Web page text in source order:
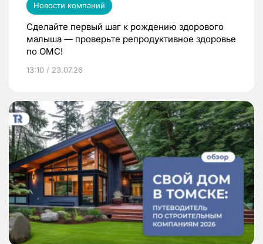
Новости компаний
Сделайте первый шаг к рождению здорового
малыша — проверьте репродуктивное здоровье
по ОМС!
13:10 / 23.07.26